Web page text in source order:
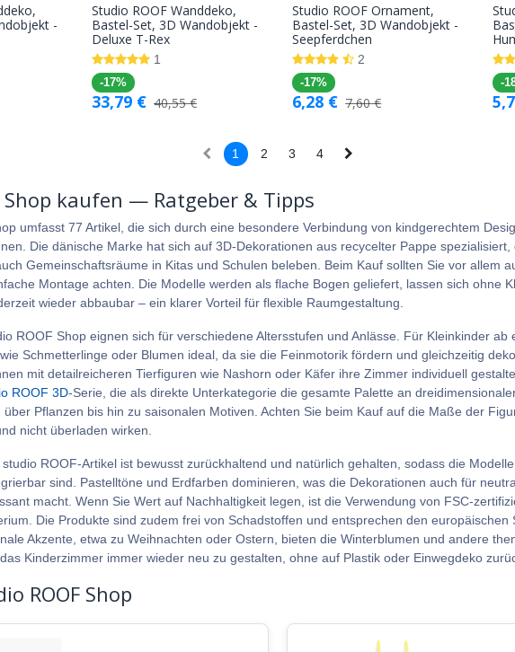
-
In den
Warenkorb
Studio ROOF Wanddeko,
Bastel-Set, 3D Wandobjekt -
Deluxe T-Rex
1
-17%
33,79€ 40,55€
In den
Warenkorb
Studio ROOF Ornament,
Bastel-Set, 3D Wandobjekt -
Seepferdchen
2
-17%
6,28 € 7,60€
-
1 2 3 4
Shop kaufen — Ratgeber & Tipps
umfasst 77 Artikel, die sich durch eine besondere Verbindung von kindgerechtem
Die dänische Marke hat sich auf 3D-Dekorationen aus recycelter Pappe spezialisiert,
Gemeinschaftsräume in Kitas und Schulen beleben. Beim Kauf sollten Sie vor allem
Montage achten. Die Modelle werden als flache Bogen geliefert, lassen sich ohne
wieder abbaubar – ein klarer Vorteil für flexible Raumgestaltung.
ROOF Shop eignen sich für verschiedene Altersstufen und Anlässe. Für Kleinkinder ab
Schmetterlinge oder Blumen ideal, da sie die Feinmotorik fördern und gleichzeitig
mit detailreicheren Tierfiguren wie Nashorn oder Käfer ihre Zimmer individuell
ROOF 3D-Serie, die als direkte Unterkategorie die gesamte Palette an
über Pflanzen bis hin zu saisonalen Motiven. Achten Sie beim Kauf auf die Maße der
nicht überladen wirken.
ROOF-Artikel ist bewusst zurückhaltend und natürlich gehalten, sodass die
sind. Pastelltöne und Erdfarben dominieren, was die Dekorationen auch für
macht. Wenn Sie Wert auf Nachhaltigkeit legen, ist die Verwendung von FSC-
Die Produkte sind zudem frei von Schadstoffen und entsprechen den europäischen
Akzente, etwa zu Weihnachten oder Ostern, bieten die Winterblumen und andere
Kinderzimmer immer wieder neu zu gestalten, ohne auf Plastik oder Einwegdeko
ROOF Shop